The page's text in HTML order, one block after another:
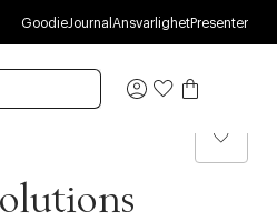
GoodieJournal AnsvarlighetPresenter
Logga